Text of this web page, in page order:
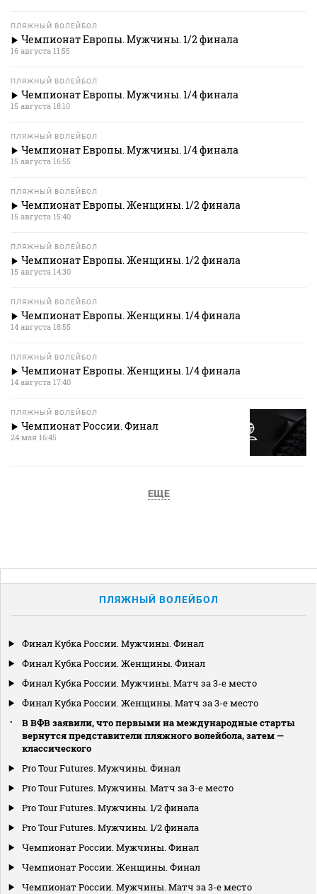
ПЛЯЖНЫЙ ВОЛЕЙБОЛ
Чемпионат Европы. Мужчины. 1/2 финала
16 августа 11:55
ПЛЯЖНЫЙ ВОЛЕЙБОЛ
Чемпионат Европы. Мужчины. 1/4 финала
15 августа 18:10
ПЛЯЖНЫЙ ВОЛЕЙБОЛ
Чемпионат Европы. Мужчины. 1/4 финала
15 августа 16:55
ПЛЯЖНЫЙ ВОЛЕЙБОЛ
Чемпионат Европы. Женщины. 1/2 финала
15 августа 15:40
ПЛЯЖНЫЙ ВОЛЕЙБОЛ
Чемпионат Европы. Женщины. 1/2 финала
15 августа 14:30
ПЛЯЖНЫЙ ВОЛЕЙБОЛ
Чемпионат Европы. Женщины. 1/4 финала
14 августа 18:55
ПЛЯЖНЫЙ ВОЛЕЙБОЛ
Чемпионат Европы. Женщины. 1/4 финала
14 августа 17:40
ПЛЯЖНЫЙ ВОЛЕЙБОЛ
Чемпионат России. Финал
24 мая 16:45
ЕЩЕ
ПЛЯЖНЫЙ ВОЛЕЙБОЛ
Финал Кубка России. Мужчины. Финал
Финал Кубка России. Женщины. Финал
Финал Кубка России. Мужчины. Матч за 3-е место
Финал Кубка России. Женщины. Матч за 3-е место
В ВФВ заявили, что первыми на международные старты
вернутся представители пляжного волейбола, затем —
классического
Pro Tour Futures. Мужчины. Финал
Pro Tour Futures. Мужчины. Матч за 3-е место
Pro Tour Futures. Мужчины. 1/2 финала
Pro Tour Futures. Мужчины. 1/2 финала
Чемпионат России. Мужчины. Финал
Чемпионат России. Женщины. Финал
Чемпионат России. Мужчины. Матч за 3-е место